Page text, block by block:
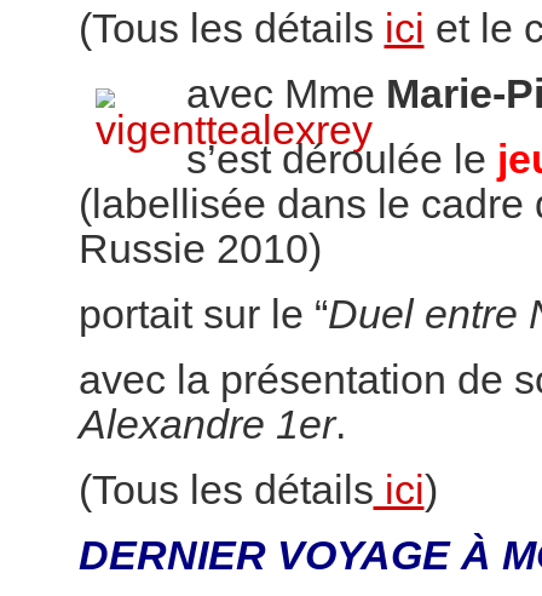
(Tous les détails ici et le
avec Mme Marie-
s’est déroulée le
(labellisée dans le cadre
Russie 2010)
portait sur le “Duel entre
avec la présentation de
Alexandre 1er.
(Tous les détails ici)
DERNIER VOYAGE À